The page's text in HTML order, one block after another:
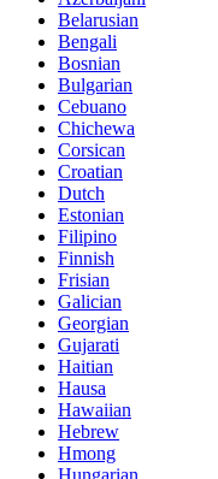
Belarusian
Bengali
Bosnian
Bulgarian
Cebuano
Chichewa
Corsican
Croatian
Dutch
Estonian
Filipino
Finnish
Frisian
Galician
Georgian
Gujarati
Haitian
Hausa
Hawaiian
Hebrew
Hmong
Hungarian